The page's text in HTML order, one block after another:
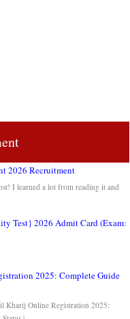
2026 Recruitment
I learned a lot from reading it and
Test} 2026 Admit Card (Exam:
2025: Complete Guide
Kharij Online Registration 2025: